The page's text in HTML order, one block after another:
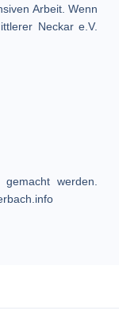
Arbeit. Wenn
Neckar e.V.
werden.